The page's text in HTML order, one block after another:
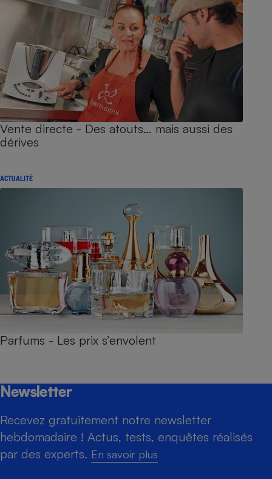
Vente directe - Des atouts… mais aussi des
dérives
ACTUALITÉ
Parfums - Les prix s’envolent
Newsletter
Recevez gratuitement notre newsletter
hebdomadaire ! Actus, tests, enquêtes réalisés
par des experts. En savoir plus